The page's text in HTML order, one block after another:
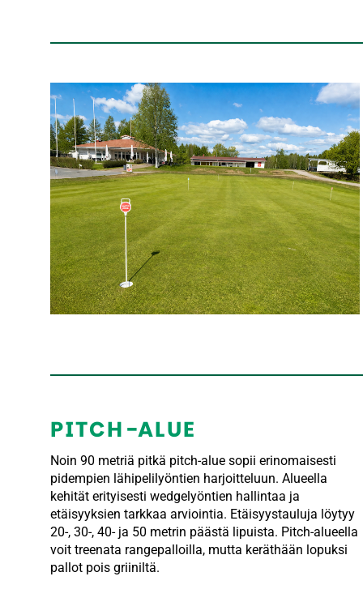
PITCH-ALUE
Noin 90 metriä pitkä pitch-alue sopii erinomaisesti
pidempien lähipelilyöntien harjoitteluun. Alueella
kehität erityisesti wedgelyöntien hallintaa ja
etäisyyksien tarkkaa arviointia. Etäisyystauluja löytyy
20-, 30-, 40- ja 50 metrin päästä lipuista. Pitch-alueella
voit treenata rangepalloilla, mutta keräthään lopuksi
pallot pois griiniltä.